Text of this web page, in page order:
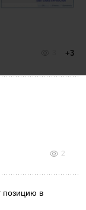
+3
2
позицию в